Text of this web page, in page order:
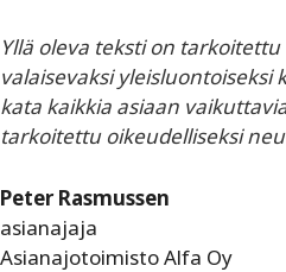
Yllä oleva teksti on
valaisevaksi yleisluontoiseksi
kata kaikkia asiaan
tarkoitettu oikeudelliseksi
Peter Rasmussen
asianajaja
Asianajotoimisto Alfa Oy